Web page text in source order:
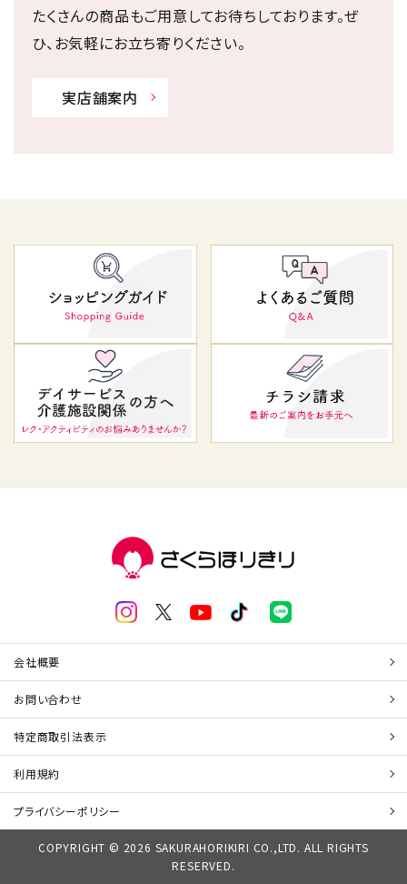
たくさんの商品もご用意してお待ちしております。ぜ
ひ、お気軽にお立ち寄りください。
実店舗案内
会社概要
お問い合わせ
特定商取引法表示
利用規約
プライバシーポリシー
COPYRIGHT © 2026 SAKURAHORIKIRI CO.,LTD. ALL RIGHTS
RESERVED.